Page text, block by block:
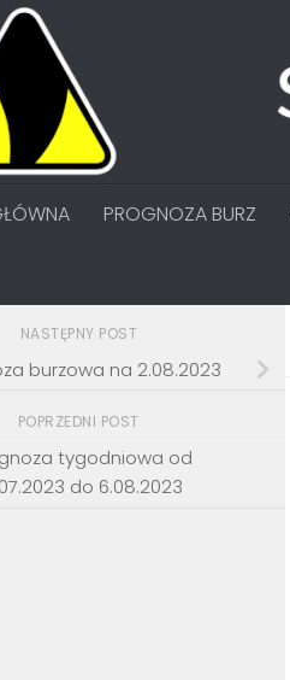
PROGNOZA BURZ
NASTĘPNY POST
burzowa na 2.08.2023
POPRZEDNI POST
tygodniowa od
do 6.08.2023